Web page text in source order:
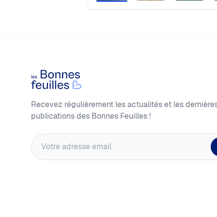
Les Bonnes Feuilles
Recevez régulièrement les actualités et les
publications des Bonnes Feuilles !
Adresse email